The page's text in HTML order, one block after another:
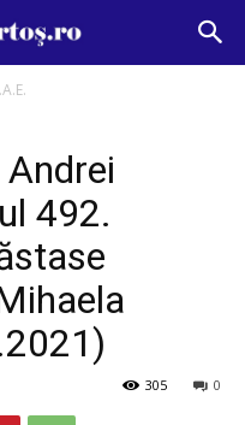
492.
0
305